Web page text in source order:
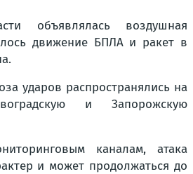
объявлялась воздушная
движение БПЛА и ракет в
ударов распространялись на
и Запорожскую
каналам, атака
и может продолжаться до